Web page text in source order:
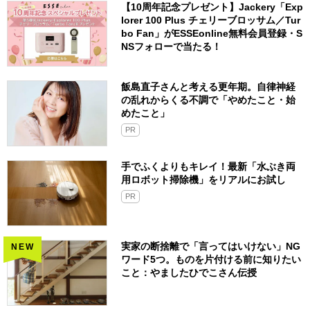
【10周年記念プレゼント】Jackery「Exp
lorer 100 Plus チェリーブロッサム／Tur
bo Fan」がESSEonline無料会員登録・S
NSフォローで当たる！
飯島直子さんと考える更年期。自律神経
の乱れからくる不調で「やめたこと・始
めたこと」
PR
手でふくよりもキレイ！最新「水ぶき両
用ロボット掃除機」をリアルにお試し
PR
NEW
実家の断捨離で「言ってはいけない」NG
ワード5つ。ものを片付ける前に知りたい
こと：やましたひでこさん伝授